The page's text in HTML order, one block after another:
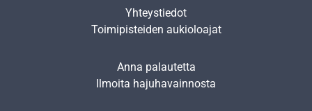
Yhteystiedot
Toimipisteiden aukioloajat
Anna palautetta
Ilmoita hajuhavainnosta